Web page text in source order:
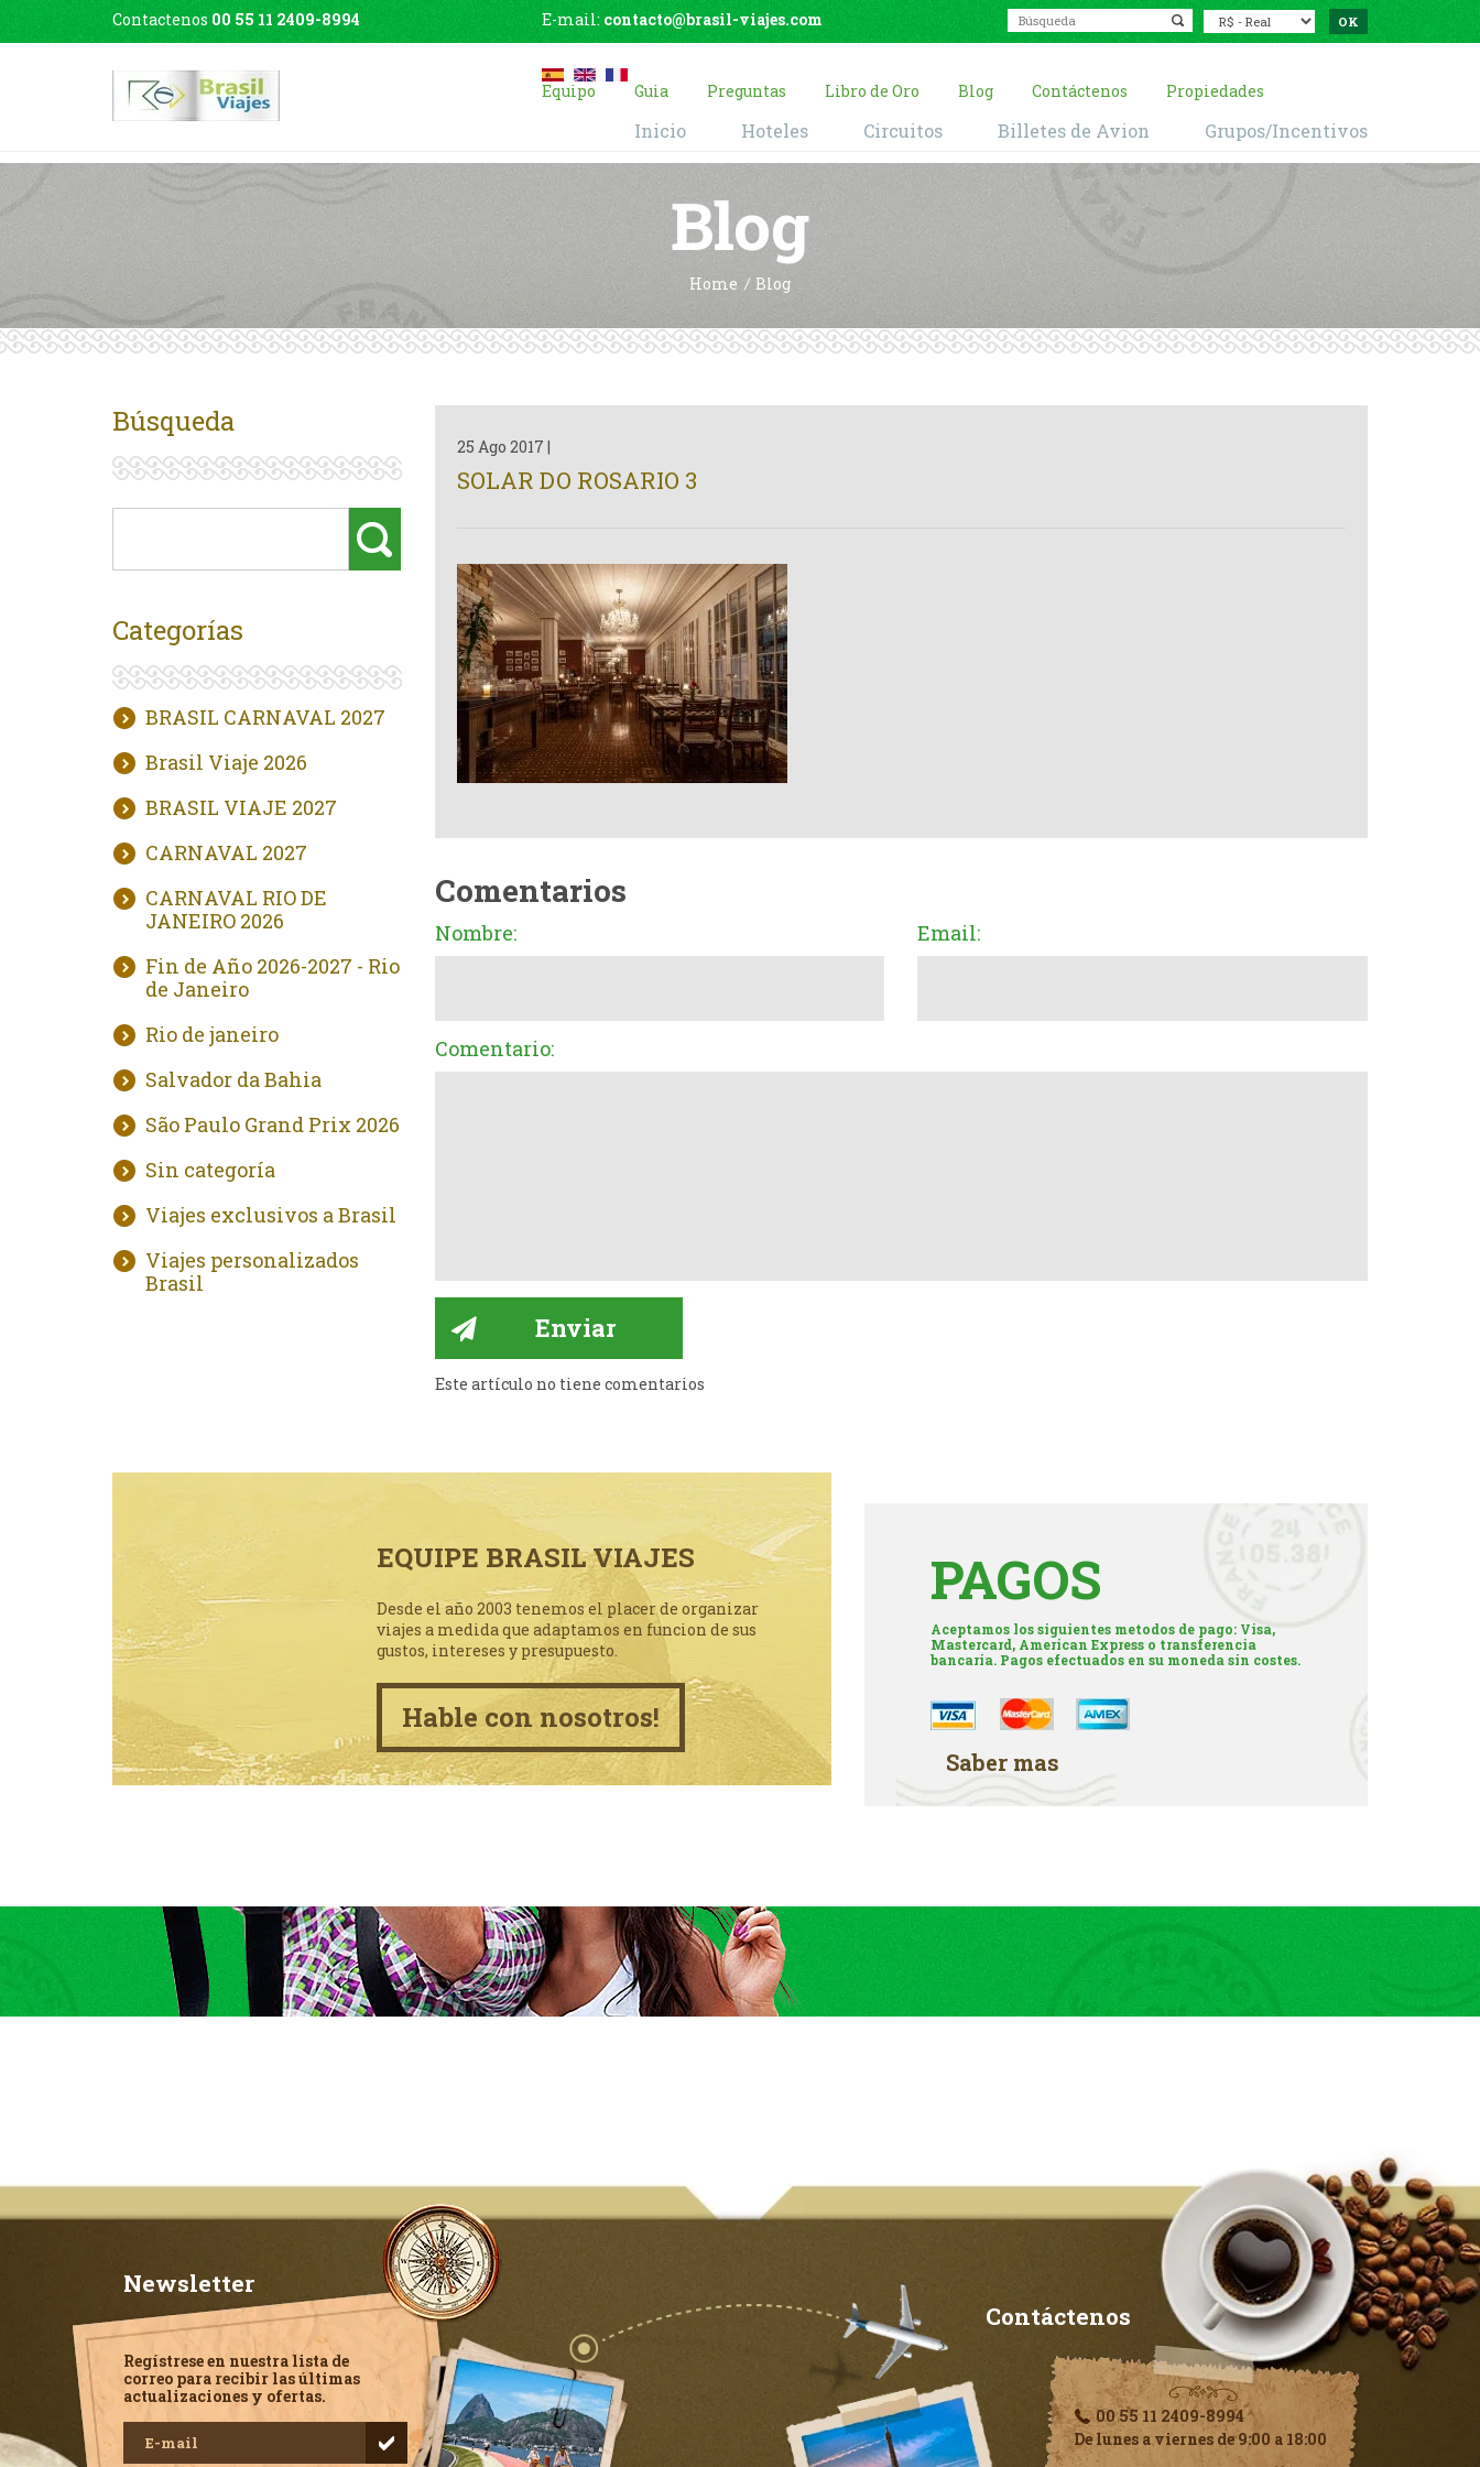
Contactenos 00 55 11 2409-8994 E-mail: contacto@brasil-viajes.com
Equipo Guia Preguntas Libro de Oro Blog Contáctenos Propiedades
Inicio Hoteles Circuitos Billetes de Avion Grupos/Incentivos
Blog
Home Blog
Búsqueda
Categorías
BRASIL CARNAVAL 2027
Brasil Viaje 2026
BRASIL VIAJE 2027
CARNAVAL 2027
CARNAVAL RIO DE
JANEIRO 2026
Fin de Año 2026-2027 - Rio
de Janeiro
Rio de janeiro
Salvador da Bahia
São Paulo Grand Prix 2026
Sin categoría
Viajes exclusivos a Brasil
Viajes personalizados
Brasil
25 Ago 2017 |
SOLAR DO ROSARIO 3
Comentarios
Nombre: Email:
Comentario:
Este artículo no tiene comentarios
EQUIPE BRASIL VIAJES
Desde el año 2003 tenemos el placer de organizar
viajes a medida que adaptamos en funcion de sus
gustos, intereses y presupuesto.
Hable con nosotros!
PAGOS
Aceptamos los siguientes metodos de pago: Visa,
Mastercard, American Express o transferencia
bancaria. Pagos efectuados en su moneda sin costes.
Saber mas
Newsletter
Regístrese en nuestra lista de
correo para recibir las últimas
actualizaciones y ofertas.
Contáctenos
00 55 11 2409-8994
De lunes a viernes de 9:00 a 18:00